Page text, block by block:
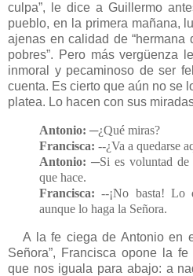
culpa”, le dice a Guillermo
pueblo, en la primera mañana,
ajenas en calidad de “hermana
pobres”. Pero más vergüenza
inmoral y pecaminoso de ser
cuenta. Es cierto que aún no se
platea. Lo hacen con sus
Antonio: ─¿Qué miras?
Francisca: --¿Va a quedarse
Antonio: ─Si es voluntad de
que hace.
Francisca: --¡No basta! Lo
aunque lo haga la Señora.
A la fe ciega de Antonio en
Señora”, Francisca opone la
que nos iguala para abajo: a